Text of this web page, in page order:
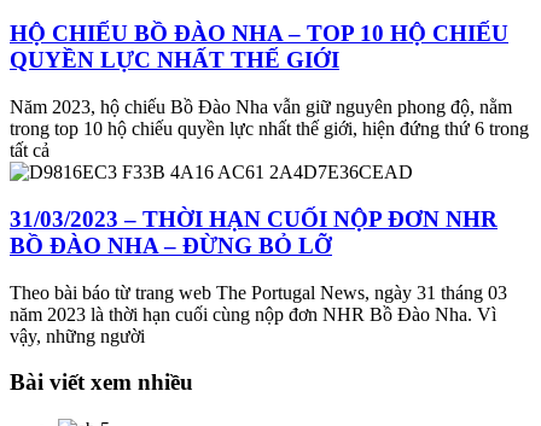
HỘ CHIẾU BỒ ĐÀO NHA – TOP 10 HỘ CHIẾU
QUYỀN LỰC NHẤT THẾ GIỚI
Năm 2023, hộ chiếu Bồ Đào Nha vẫn giữ nguyên phong độ, nằm
trong top 10 hộ chiếu quyền lực nhất thế giới, hiện đứng thứ 6 trong
tất cả
31/03/2023 – THỜI HẠN CUỐI NỘP ĐƠN NHR
BỒ ĐÀO NHA – ĐỪNG BỎ LỠ
Theo bài báo từ trang web The Portugal News, ngày 31 tháng 03
năm 2023 là thời hạn cuối cùng nộp đơn NHR Bồ Đào Nha. Vì
vậy, những người
Bài viết xem nhiều